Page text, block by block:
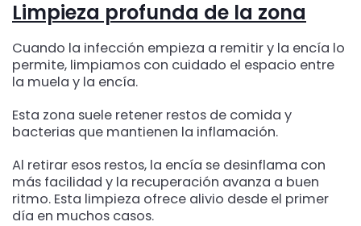
Limpieza profunda de la zona
Cuando la infección empieza a remitir y la encía lo
permite, limpiamos con cuidado el espacio entre
la muela y la encía.
Esta zona suele retener restos de comida y
bacterias que mantienen la inflamación.
Al retirar esos restos, la encía se desinflama con
más facilidad y la recuperación avanza a buen
ritmo. Esta limpieza ofrece alivio desde el primer
día en muchos casos.